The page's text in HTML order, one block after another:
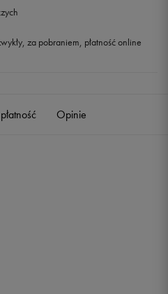
za pobraniem, płatność online
Opinie